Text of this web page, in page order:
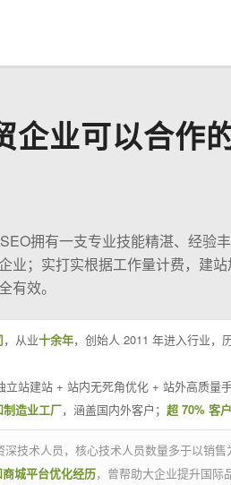
企业可以合作
拥有一支专业技能精湛、经
业；实打实根据工作量计费，建
有效。
，从业十余年，创始人 2011 年进入行业，
立站建站 + 站内无死角优化 + 站外高质
造业工厂，涵盖国内外客户； 超 70% 客
深技术人员，核心技术人员数量多于以销
城平台优化经历，曾帮助大企业提升国际